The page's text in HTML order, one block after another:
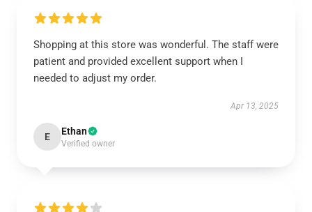
Shopping at this store was wonderful. The staff were
patient and provided excellent support when I
needed to adjust my order.
Apr 13, 2025
E Ethan
Verified owner